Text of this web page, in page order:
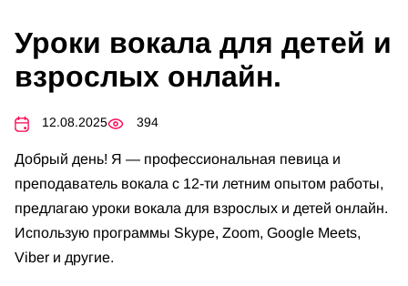
Уроки вокала для детей и
взрослых онлайн.
12.08.2025 394
Добрый день! Я — профессиональная певица и
преподаватель вокала с 12-ти летним опытом работы,
предлагаю уроки вокала для взрослых и детей онлайн.
Использую программы Skype, Zoom, Google Meets,
Viber и другие.